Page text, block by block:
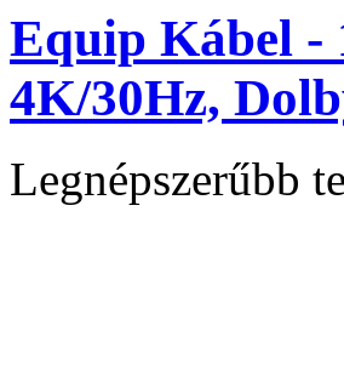
Equip Kábel -
4K/30Hz,
Legnépszerűbb